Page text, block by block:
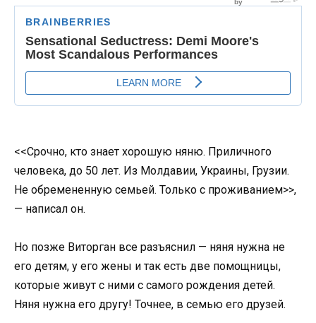
<<Срочно, кто знает хорошую няню. Приличного
человека, до 50 лет. Из Молдавии, Украины, Грузии.
Не обремененную семьей. Только с проживанием>>,
— написал он.
Но позже Виторган все разъяснил — няня нужна не
его детям, у его жены и так есть две помощницы,
которые живут с ними с самого рождения детей.
Няня нужна его другу! Точнее, в семью его друзей.